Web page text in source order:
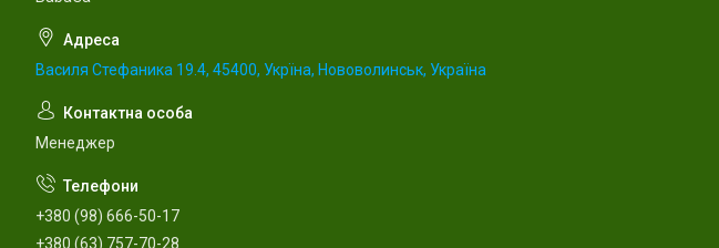
Василя Стефаника 19.4, 45400, Укрїна, Нововолинськ, Україна
Менеджер
+380 (98) 666-50-17
+380 (63) 757-70-28